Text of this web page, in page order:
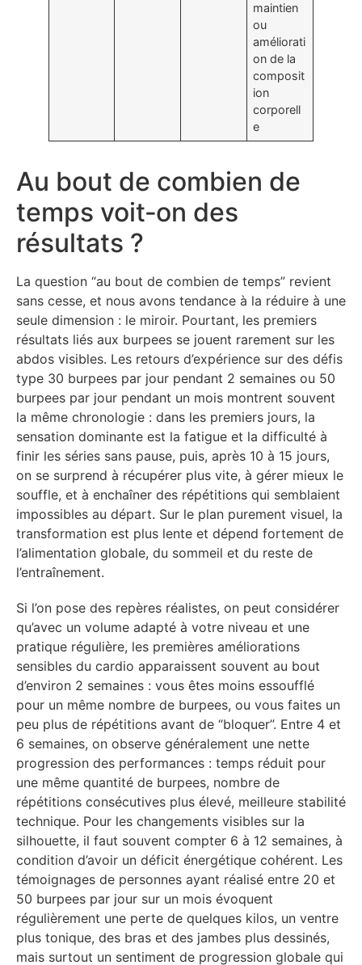
maintien
ou
améliorati
on de la
composit
ion
corporell
e
Au bout de combien de
temps voit‑on des
résultats ?
La question “au bout de combien de temps” revient
sans cesse, et nous avons tendance à la réduire à une
seule dimension : le miroir. Pourtant, les premiers
résultats liés aux burpees se jouent rarement sur les
abdos visibles. Les retours d’expérience sur des défis
type 30 burpees par jour pendant 2 semaines ou 50
burpees par jour pendant un mois montrent souvent
la même chronologie : dans les premiers jours, la
sensation dominante est la fatigue et la difficulté à
finir les séries sans pause, puis, après 10 à 15 jours,
on se surprend à récupérer plus vite, à gérer mieux le
souffle, et à enchaîner des répétitions qui semblaient
impossibles au départ. Sur le plan purement visuel, la
transformation est plus lente et dépend fortement de
l’alimentation globale, du sommeil et du reste de
l’entraînement.
Si l’on pose des repères réalistes, on peut considérer
qu’avec un volume adapté à votre niveau et une
pratique régulière, les premières améliorations
sensibles du cardio apparaissent souvent au bout
d’environ 2 semaines : vous êtes moins essoufflé
pour un même nombre de burpees, ou vous faites un
peu plus de répétitions avant de “bloquer”. Entre 4 et
6 semaines, on observe généralement une nette
progression des performances : temps réduit pour
une même quantité de burpees, nombre de
répétitions consécutives plus élevé, meilleure stabilité
technique. Pour les changements visibles sur la
silhouette, il faut souvent compter 6 à 12 semaines, à
condition d’avoir un déficit énergétique cohérent. Les
témoignages de personnes ayant réalisé entre 20 et
50 burpees par jour sur un mois évoquent
régulièrement une perte de quelques kilos, un ventre
plus tonique, des bras et des jambes plus dessinés,
mais surtout un sentiment de progression globale qui